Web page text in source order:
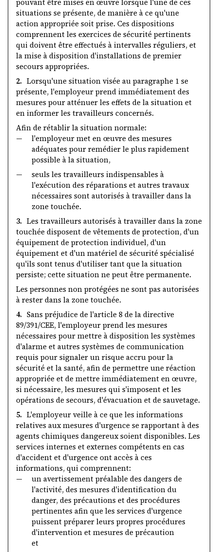
pouvant être mises en œuvre lorsque l'une de ces
situations se présente, de manière à ce qu'une
action appropriée soit prise. Ces dispositions
comprennent les exercices de sécurité pertinents
qui doivent être effectués à intervalles réguliers, et
la mise à disposition d'installations de premier
secours appropriées.
2. Lorsqu'une situation visée au paragraphe 1 se
présente, l'employeur prend immédiatement des
mesures pour atténuer les effets de la situation et
en informer les travailleurs concernés.
Afin de rétablir la situation normale:
—
l'employeur met en œuvre des mesures
adéquates pour remédier le plus rapidement
possible à la situation,
—
seuls les travailleurs indispensables à
l'exécution des réparations et autres travaux
nécessaires sont autorisés à travailler dans la
zone touchée.
3. Les travailleurs autorisés à travailler dans la zone
touchée disposent de vêtements de protection, d'un
équipement de protection individuel, d'un
équipement et d'un matériel de sécurité spécialisé
qu'ils sont tenus d'utiliser tant que la situation
persiste; cette situation ne peut être permanente.
Les personnes non protégées ne sont pas autorisées
à rester dans la zone touchée.
4. Sans préjudice de l'article 8 de la directive
89/391/CEE, l'employeur prend les mesures
nécessaires pour mettre à disposition les systèmes
d'alarme et autres systèmes de communication
requis pour signaler un risque accru pour la
sécurité et la santé, afin de permettre une réaction
appropriée et de mettre immédiatement en œuvre,
si nécessaire, les mesures qui s'imposent et les
opérations de secours, d'évacuation et de sauvetage.
5. L'employeur veille à ce que les informations
relatives aux mesures d'urgence se rapportant à des
agents chimiques dangereux soient disponibles. Les
services internes et externes compétents en cas
d'accident et d'urgence ont accès à ces
informations, qui comprennent:
—
un avertissement préalable des dangers de
l'activité, des mesures d'identification du
danger, des précautions et des procédures
pertinentes afin que les services d'urgence
puissent préparer leurs propres procédures
d'intervention et mesures de précaution
et